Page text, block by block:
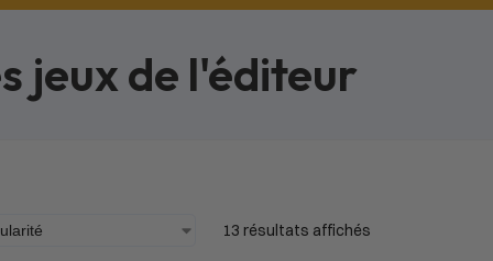
jeux de l'éditeur
13 résultats affichés